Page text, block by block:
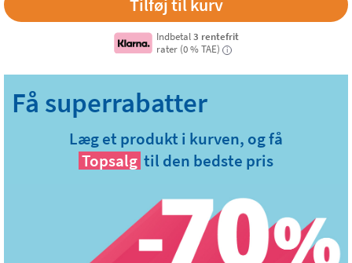
Indbetal3 rentefrit
rater (0 % TAE)
i
Læg et produkt i kurven, og få
Topsalg til den bedste pris